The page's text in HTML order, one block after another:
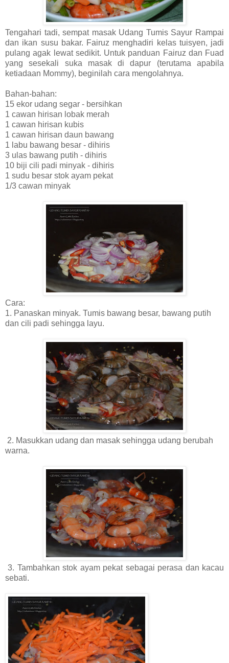
Tengahari tadi, sempat masak Udang Tumis Sayur Rampai
dan ikan susu bakar. Fairuz menghadiri kelas tuisyen, jadi
pulang agak lewat sedikit. Untuk panduan Fairuz dan Fuad
yang sesekali suka masak di dapur (terutama apabila
ketiadaan Mommy), beginilah cara mengolahnya.
Bahan-bahan:
15 ekor udang segar - bersihkan
1 cawan hirisan lobak merah
1 cawan hirisan kubis
1 cawan hirisan daun bawang
1 labu bawang besar - dihiris
3 ulas bawang putih - dihiris
10 biji cili padi minyak - dihiris
1 sudu besar stok ayam pekat
1/3 cawan minyak
Cara:
1. Panaskan minyak. Tumis bawang besar, bawang putih
dan cili padi sehingga layu.
2. Masukkan udang dan masak sehingga udang berubah
warna.
3. Tambahkan stok ayam pekat sebagai perasa dan kacau
sebati.